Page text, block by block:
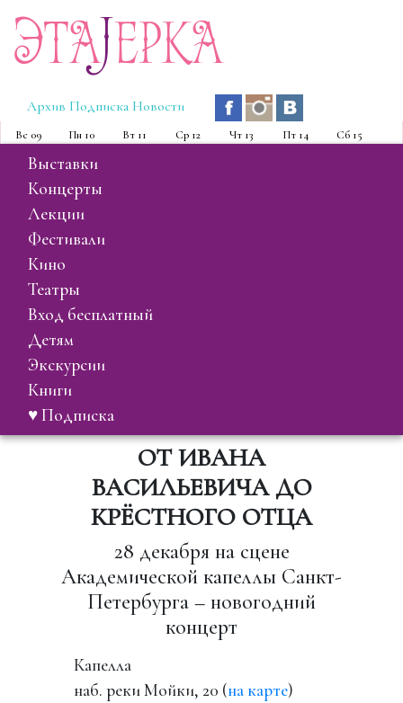
ЭтаJерка
Архив Подписка Новости
Вс 09 Пн 10 Вт 11 Ср 12 Чт 13 Пт 14 Сб 15
выставки
концерты
лекции
фестивали
кино
театры
вход бесплатный
детям
экскурсии
книги
♥ Подписка
ОТ ИВАНА
ВАСИЛЬЕВИЧА ДО
КРЁСТНОГО ОТЦА
28 декабря на сцене
Академической капеллы Санкт-
Петербурга – новогодний
концерт
Капелла
наб. реки Мойки, 20 (на карте)